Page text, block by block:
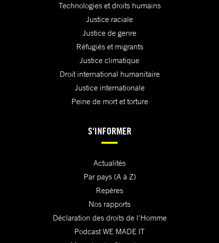
Technologies et droits humains
Justice raciale
Justice de genre
Réfugiés et migrants
Justice climatique
Droit international humanitaire
Justice internationale
Peine de mort et torture
S'INFORMER
Actualités
Par pays (A à Z)
Repères
Nos rapports
Déclaration des droits de l'Homme
Podcast WE MADE IT